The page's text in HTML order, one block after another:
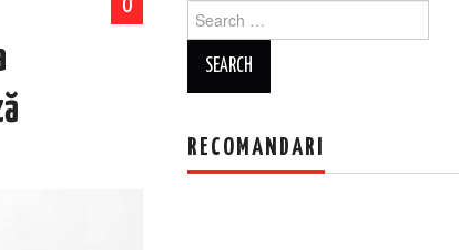
0
for:
RECOMANDARI